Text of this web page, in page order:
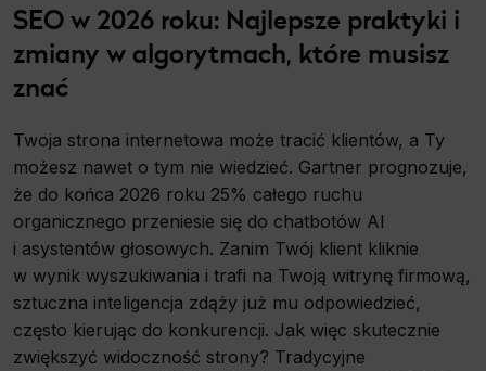
SEO w 2026 roku: Najlepsze praktyki i
zmiany w algorytmach, które musisz
znać
Twoja strona internetowa może tracić klientów, a Ty
możesz nawet o tym nie wiedzieć. Gartner prognozuje,
że do końca 2026 roku 25% całego ruchu
organicznego przeniesie się do chatbotów AI
i asystentów głosowych. Zanim Twój klient kliknie
w wynik wyszukiwania i trafi na Twoją witrynę firmową,
sztuczna inteligencja zdąży już mu odpowiedzieć,
często kierując do konkurencji. Jak więc skutecznie
zwiększyć widoczność strony? Tradycyjne